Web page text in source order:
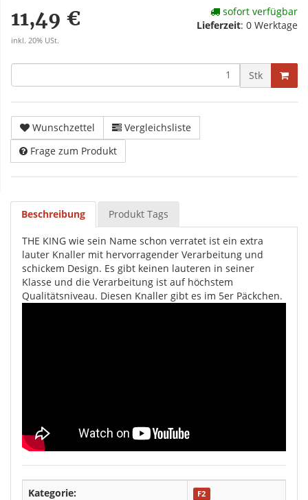
11,49 €
inkl. 20% USt.
sofort verfügbar
Lieferzeit: 0 Werktage
Stk
Wunschzettel
Vergleichsliste
Frage zum Produkt
Beschreibung Produkt Tags
THE KING wie sein Name schon verratet ist ein extra
lauter Knaller mit hervorragender Verarbeitung und
schickem Design. Es gibt keinen lauteren in seiner
Klasse und die Verarbeitung ist auf höchstem
Qualitätsniveau. Diesen Knaller gibt es im 5er Päckchen.
Kategorie: F2